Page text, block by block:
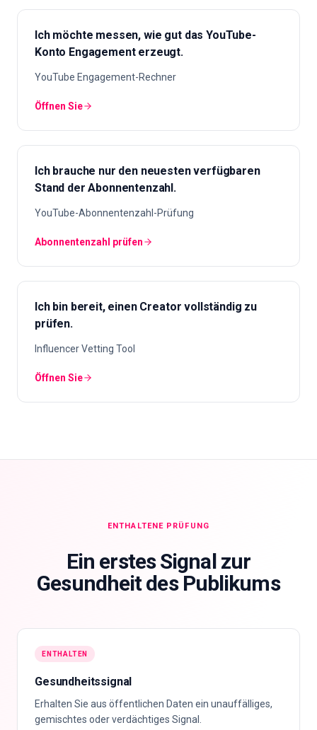
Ich möchte messen, wie gut das YouTube-
Konto Engagement erzeugt.
YouTube Engagement-Rechner
Öffnen Sie
Ich brauche nur den neuesten verfügbaren
Stand der Abonnentenzahl.
YouTube-Abonnentenzahl-Prüfung
Abonnentenzahl prüfen
Ich bin bereit, einen Creator vollständig zu
prüfen.
Influencer Vetting Tool
Öffnen Sie
ENTHALTENE PRÜFUNG
Ein erstes Signal zur
Gesundheit des Publikums
ENTHALTEN
Gesundheitssignal
Erhalten Sie aus öffentlichen Daten ein unauffälliges,
gemischtes oder verdächtiges Signal.